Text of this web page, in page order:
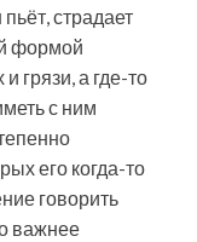
страдает
формой
грязи, а где-то
с ним
его когда-то
говорить
важнее